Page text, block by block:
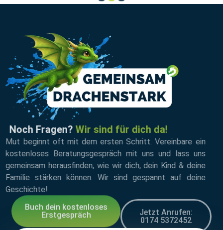
Noch Fragen?Wir sind für dich da!
Mut beginnt oft mit dem ersten Schritt. Vereinbare ein
kostenloses Beratungsgespräch mit uns und lass uns
gemeinsam herausfinden, wie wir dich, dein Kind & deine
Familie stärken können. Wir sind gespannt auf deine
Geschichte!
Buch dein kostenloses
Erstgespräch
0174 5372452